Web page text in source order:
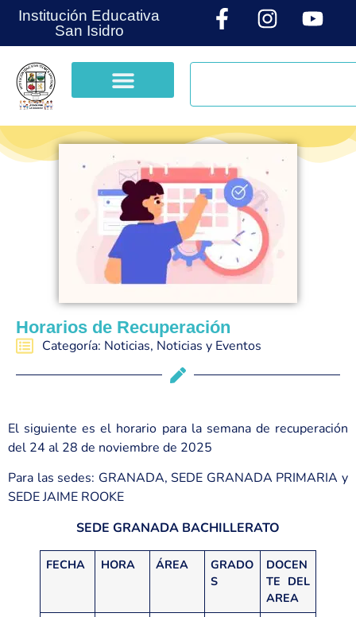
Institución Educativa
San Isidro
Horarios de Recuperación
Categoría: Noticias, Noticias y Eventos
El siguiente es el horario para la semana de recuperación
del 24 al 28 de noviembre de 2025
Para las sedes: GRANADA, SEDE GRANADA PRIMARIA y
SEDE JAIME ROOKE
SEDE GRANADA BACHILLERATO
FECHA HORA ÁREA
GRADO
S
DOCEN
TE DEL
AREA